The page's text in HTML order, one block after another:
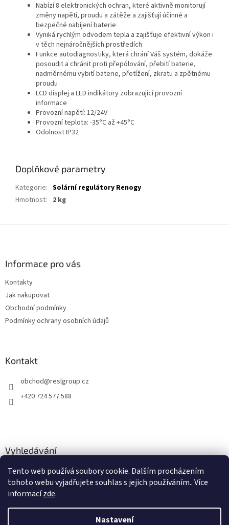
Tento web používá soubory cookie. Dalším procházením
tohoto webu vyjadřujete souhlas s jejich používáním.. Více
informacízde.
Nastavení
Nabízí 8 elektronických ochran, které aktivně monitorují
změny napětí, proudu a zátěže a zajišťují účinné a
bezpečné nabíjení baterie
Vyniká rychlým odvodem tepla a zajišťuje efektivní výkon i
v těch nejnáročnějších prostředích
Funkce autodiagnostiky, která chrání Váš systém, dokáže
posoudit a chránit proti přepólování, přebití baterie,
nadměrnému vybití baterie, přetížení, zkratu a zpětnému
proudu
LCD displej a LED indikátory zobrazující provozní
informace
Provozní napětí: 12/24V
Provozní teplota: -35°C až +45°C
Odolnost IP32
Doplňkové parametry
Kategorie: Solární regulátory Renogy
Hmotnost: 2 kg
Informace pro vás
Kontakty
Jak nakupovat
Obchodní podmínky
Podmínky ochrany osobních údajů
Kontakt
obchod@reslgroup.cz
+420 724 577 588
Vyhledávání
HLEDAT
Vytvořil Shoptet